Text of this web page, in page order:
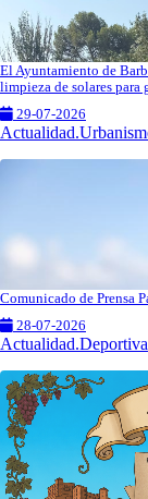
El Ayuntamiento de
limpieza de solares para
29-07-2026
Comunicado de Prensa
28-07-2026
Actualidad.Deportiva